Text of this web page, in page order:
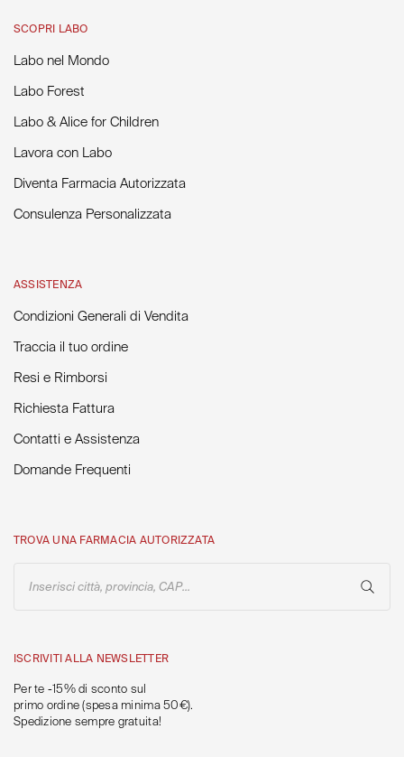
SCOPRI LABO
Labo nel Mondo
Labo Forest
Labo & Alice for Children
Lavora con Labo
Diventa Farmacia Autorizzata
Consulenza Personalizzata
ASSISTENZA
Condizioni Generali di Vendita
Traccia il tuo ordine
Resi e Rimborsi
Richiesta Fattura
Contatti e Assistenza
Domande Frequenti
TROVA UNA FARMACIA AUTORIZZATA
Inserisci città, provincia, CAP...
ISCRIVITI ALLA NEWSLETTER
Per te -15% di sconto sul
primo ordine (spesa minima 50€).
Spedizione sempre gratuita!